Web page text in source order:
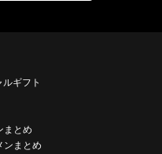
ルギフト
まとめ
ンまとめ